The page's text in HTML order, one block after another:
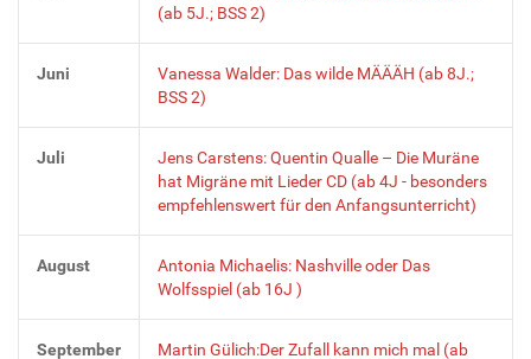
(ab 5J.; BSS 2)
Juni
Vanessa Walder: Das wilde MÄÄÄH (ab 8J.;
BSS 2)
Juli
Jens Carstens: Quentin Qualle – Die Muräne
hat Migräne mit Lieder CD (ab 4J - besonders
empfehlenswert für den Anfangsunterricht)
August
Antonia Michaelis: Nashville oder Das
Wolfsspiel (ab 16J )
September
Martin Gülich:Der Zufall kann mich mal (ab